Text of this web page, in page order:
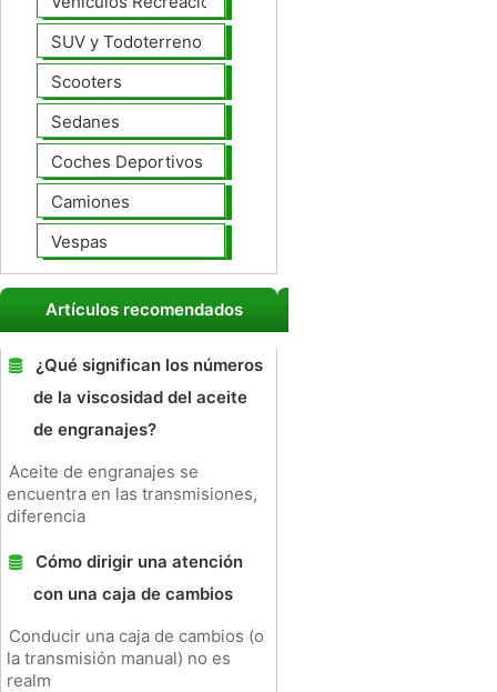
SUV y Todoterreno
Scooters
Sedanes
Coches Deportivos
Camiones
Vespas
Artículos recomendados
¿Qué significan los números
de la viscosidad del aceite
de engranajes?
Aceite de engranajes se
encuentra en las transmisiones,
diferencia
Cómo dirigir una atención
con una caja de cambios
Conducir una caja de cambios (o
la transmisión manual) no es
realm